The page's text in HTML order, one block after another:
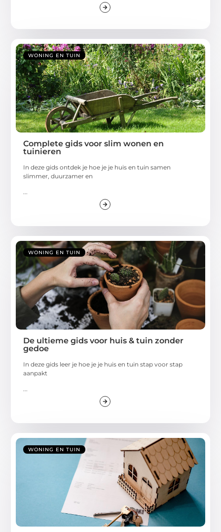
WONING EN TUIN
Complete gids voor slim wonen en
tuinieren
In deze gids ontdek je hoe je je huis en tuin samen
slimmer, duurzamer en
...
WONING EN TUIN
De ultieme gids voor huis & tuin zonder
gedoe
In deze gids leer je hoe je je huis en tuin stap voor stap
aanpakt
...
WONING EN TUIN